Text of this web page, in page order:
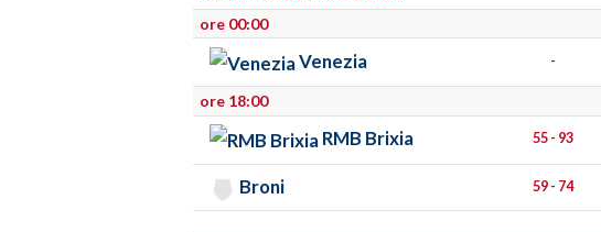
ore 00:00
Venezia -
ore 18:00
RMB Brixia 55 - 93
Broni 59 - 74